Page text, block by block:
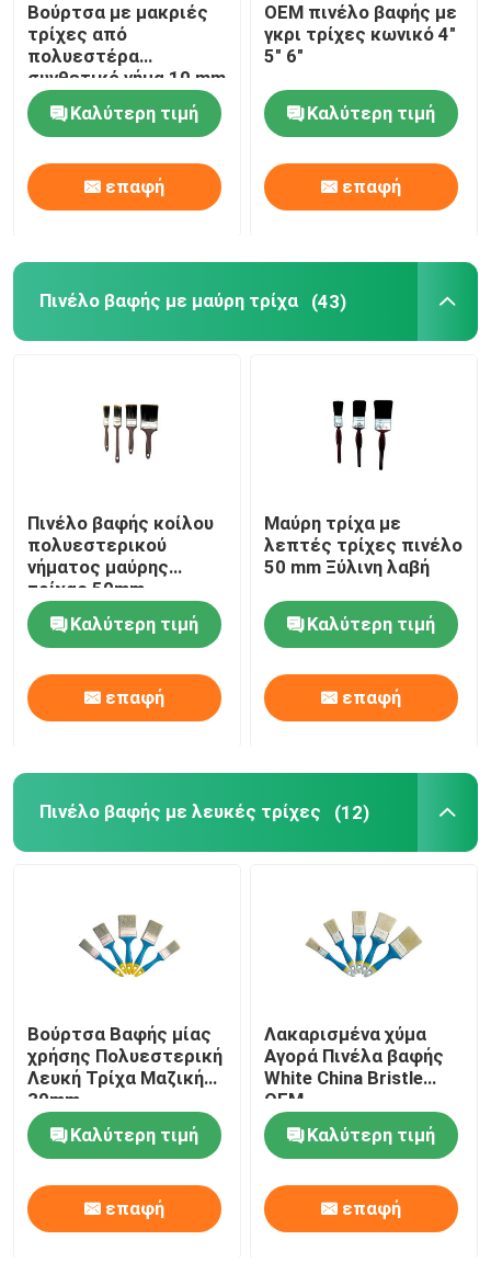
Προϊόντα
Ποιοτικός έλεγχος
Νέα
Όλες οι περιπτώσεις
Πινέλο βαφής σπιτιού
Βούρτσα συνθετικού νήματος
Πινέλο βαφής με λευκές τρίχες
Βούρτσες χρωμάτων κιμωλίας
Πινέλο βαφής καλοριφέρ
Ξαναγεμιζόμενος κύλινδρος βαφής
Ρολό βαφής μικροϊνών
Βούρτσα με μακριές
τρίχες από
πολυεστέρα
συνθετικό νήμα 10 mm
Καλύτερη τιμή
επαφή
OEM πινέλο βαφής με
γκρι τρίχες κωνικό 4"
5" 6"
Καλύτερη τιμή
επαφή
Πινέλο βαφής με μαύρη τρίχα (43)
Πινέλο βαφής κοίλου
πολυεστερικού
νήματος μαύρης
τρίχας 50mm
Καλύτερη τιμή
επαφή
Μαύρη τρίχα με
λεπτές τρίχες πινέλο
50 mm Ξύλινη λαβή
Καλύτερη τιμή
επαφή
Πινέλο βαφής με λευκές τρίχες (12)
Βούρτσα Βαφής μίας
χρήσης Πολυεστερική
Λευκή Τρίχα Μαζική
30mm
Καλύτερη τιμή
επαφή
Λακαρισμένα χύμα
Αγορά Πινέλα βαφής
White China Bristle
OEM
Καλύτερη τιμή
επαφή